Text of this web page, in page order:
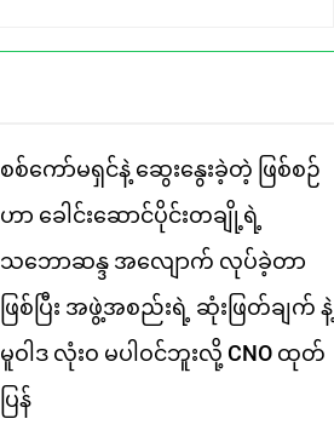
စစ်ကော်မရှင်နဲ့ ဆွေးနွေးခဲ့တဲ့ ဖြစ်စဉ်
ဟာ ခေါင်းဆောင်ပိုင်းတချို့ရဲ့
သဘောဆန္ဒ အလျောက် လုပ်ခဲ့တာ
ဖြစ်ပြီး အဖွဲ့အစည်းရဲ့ ဆုံးဖြတ်ချက် နဲ့
မူဝါဒ လုံးဝ မပါဝင်ဘူးလို့ CNO ထုတ်
ပြန်